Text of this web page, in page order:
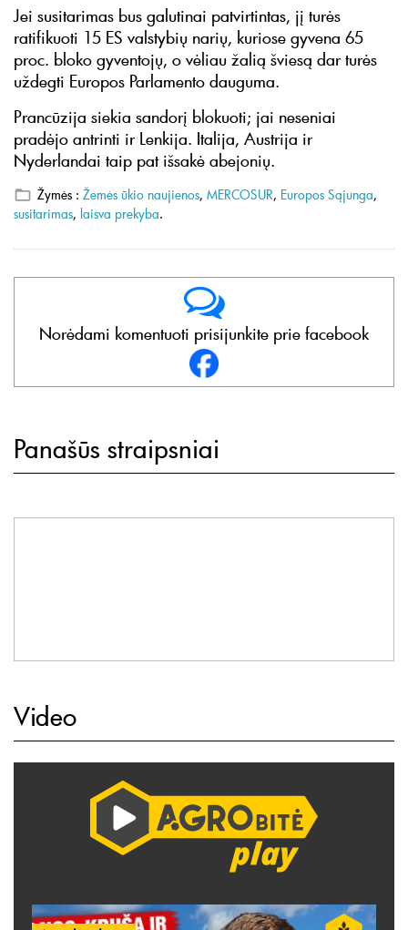
Jei susitarimas bus galutinai patvirtintas, jį turės
ratifikuoti 15 ES valstybių narių, kuriose gyvena 65
proc. bloko gyventojų, o vėliau žalią šviesą dar turės
uždegti Europos Parlamento dauguma.
Prancūzija siekia sandorį blokuoti; jai neseniai
pradėjo antrinti ir Lenkija. Italija, Austrija ir
Nyderlandai taip pat išsakė abejonių.
Žymės : Žemės ūkio naujienos, MERCOSUR, Europos Sąjunga,
susitarimas, laisva prekyba.
Norėdami komentuoti prisijunkite prie facebook
Panašūs straipsniai
Video